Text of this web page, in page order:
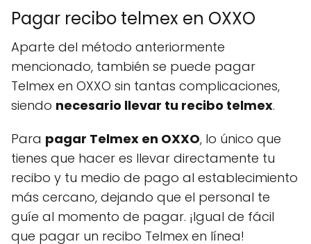
Pagar recibo telmex en OXXO
Aparte del método anteriormente
mencionado, también se puede pagar
Telmex en OXXO sin tantas complicaciones,
siendo necesario llevar tu recibo telmex.
Para pagar Telmex en OXXO, lo único que
tienes que hacer es llevar directamente tu
recibo y tu medio de pago al establecimiento
más cercano, dejando que el personal te
guíe al momento de pagar. ¡Igual de fácil
que pagar un recibo Telmex en línea!